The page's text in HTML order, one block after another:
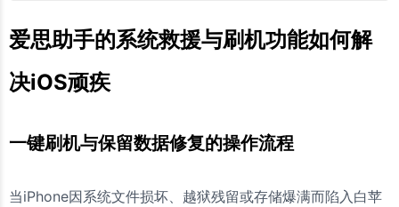
爱思助手的系统救援与刷机功能如何解
决iOS顽疾
一键刷机与保留数据修复的操作流程
当iPhone因系统文件损坏、越狱残留或存储爆满而陷入白苹